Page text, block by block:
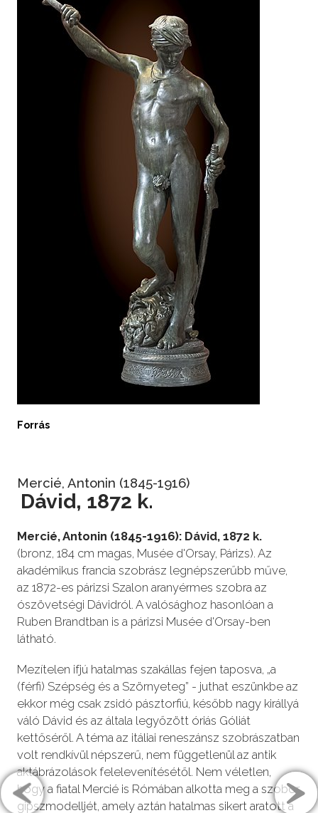
Forrás
Mercié, Antonin (1845-1916)
Dávid, 1872 k.
Mercié, Antonin (1845-1916): Dávid, 1872 k.
(bronz, 184 cm magas, Musée d'Orsay, Párizs). Az
akadémikus francia szobrász legnépszerűbb műve,
az 1872-es párizsi Szalon aranyérmes szobra az
ószövetségi Dávidról. A valósághoz hasonlóan a
Ruben Brandtban is a párizsi Musée d'Orsay-ben
látható.
Mezítelen ifjú hatalmas szakállas fejen taposva, „a
(férfi) Szépség és a Szörnyeteg” - juthat eszünkbe az
ekkor még csak zsidó pásztorfiú, később nagy királlyá
váló Dávid és az általa legyőzött óriás Góliát
kettőséről. A téma az itáliai reneszánsz szobrászatban
volt rendkívül népszerű, nem függetlenül az antik
aktábrázolások felelevenítésétől. Nem véletlen,
hogy a fiatal Mercié is Rómában alkotta meg a szobor
gipszmodelljét, amely aztán hatalmas sikert aratott a